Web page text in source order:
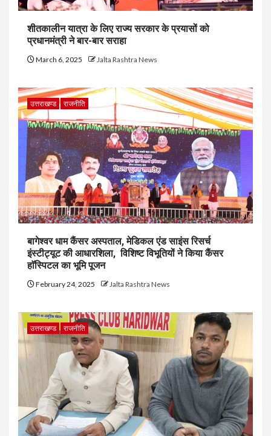
शीतकालीन यात्रा के लिए राज्य सरकार के प्रयासों को
प्रधानमंत्री ने बार-बार सराहा
March 6, 2025 Jalta Rashtra News
उत्तराखण्ड राजनीति
बागेश्वर धाम कैंसर अस्पताल, मेडिकल एंड साइंस रिसर्च
इंस्टीट्यूट की आधारशिला, विशिष्ट विभूतियों ने किया कैंसर
हाॅस्पिटल का भूमि पूजन
February 24, 2025 Jalta Rashtra News
उत्तराखण्ड राजनीति